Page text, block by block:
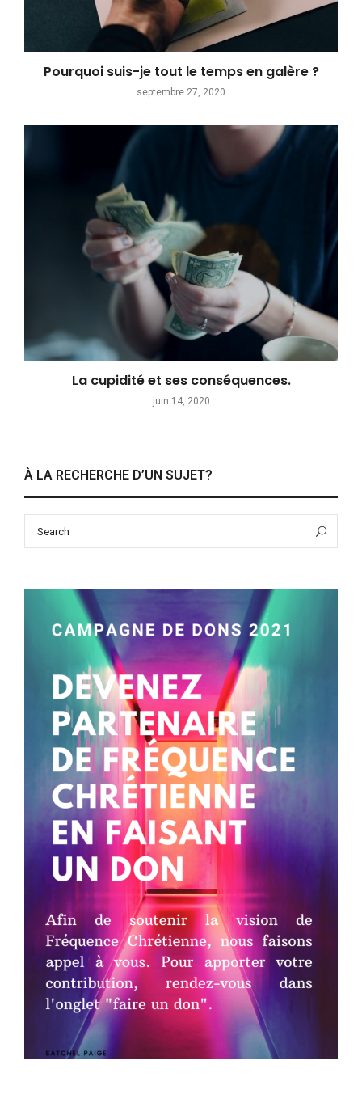
Pourquoi suis-je tout le temps en galère ?
septembre 27, 2020
La cupidité et ses conséquences.
juin 14, 2020
À LA RECHERCHE D’UN SUJET?